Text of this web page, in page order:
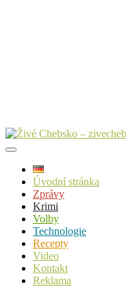
Úvodní stránka
Zprávy
Krimi
Volby
Technologie
Recepty
Video
Kontakt
Reklama